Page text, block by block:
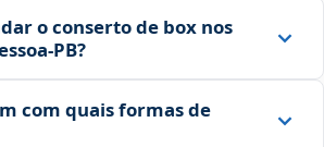
o conserto de box nos
com quais formas de